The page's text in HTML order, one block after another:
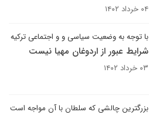
۰۴ خرداد ۱۴۰۲
با توجه به وضعیت سیاسی و و اجتماعی ترکیه
شرایط عبور از اردوغان مهیا نیست
۰۳ خرداد ۱۴۰۲
بزرگترین چالشی که سلطان با آن مواجه است